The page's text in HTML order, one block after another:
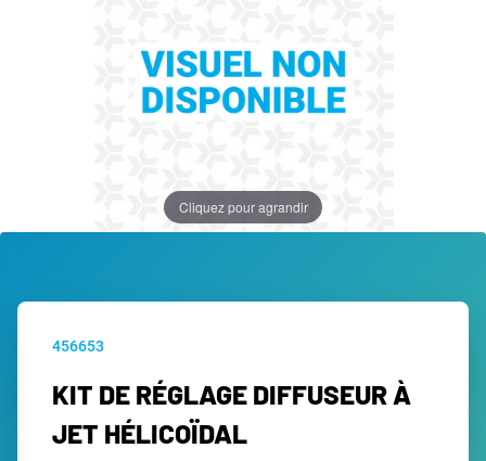
Cliquez pour agrandir
456653
KIT DE RÉGLAGE DIFFUSEUR À
JET HÉLICOÏDAL